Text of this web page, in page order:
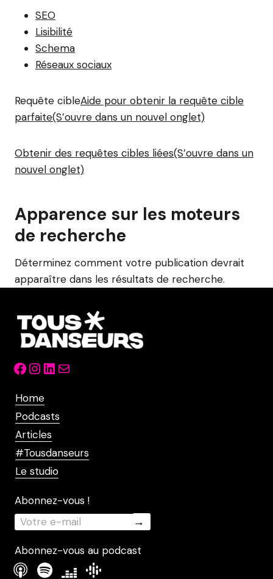
SEO
Lisibilité
Schema
Réseaux sociaux
Requête cibleAide pour obtenir la requête cible
parfaite(S’ouvre dans un nouvel onglet)
Obtenir des requêtes cibles liées(S’ouvre dans un
nouvel onglet)
Apparence sur les moteurs
de recherche
Déterminez comment votre publication devrait
apparaître dans les résultats de recherche.
Facebook
Instagram
LinkedIn
Mail
Home
Podcasts
Articles
#Tousdanseurs
Le studio
Abonnez-vous !
Abonnez-vous au podcast